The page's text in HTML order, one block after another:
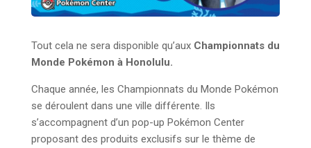
Tout cela ne sera disponible qu’aux Championnats du
Monde Pokémon à Honolulu.
Chaque année, les Championnats du Monde Pokémon
se déroulent dans une ville différente. Ils
s’accompagnent d’un pop-up Pokémon Center
proposant des produits exclusifs sur le thème de